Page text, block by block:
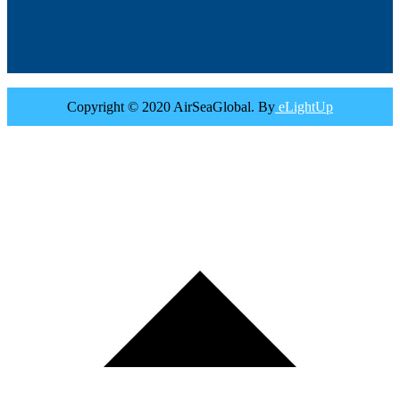
Copyright © 2020 AirSeaGlobal. By eLightUp